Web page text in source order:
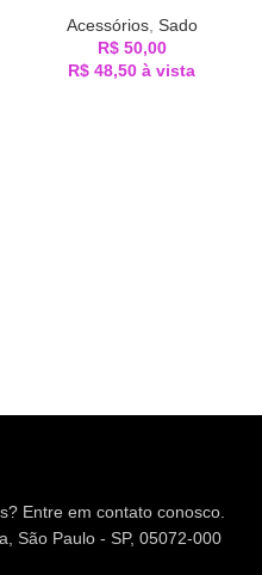
Acessórios, Sado
R$50,00
R$ 48,50 à vista
Entre em contato conosco.
São Paulo - SP, 05072-000